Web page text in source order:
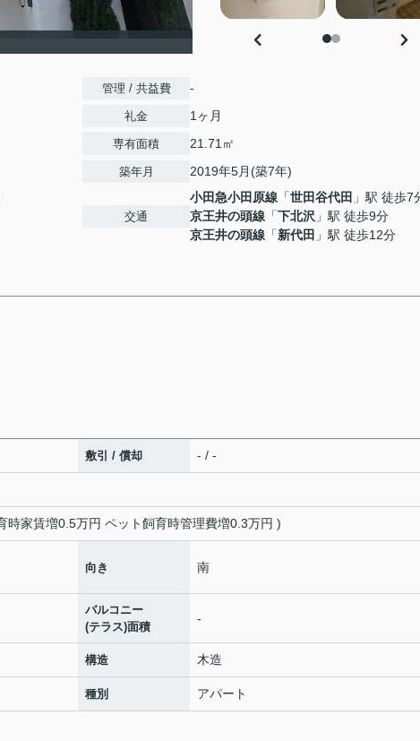
管理 / 共益費 -
礼金 1ヶ月
専有面積 21.71㎡
築年月 2019年5月(築7年)
交通
小田急小田原線 「世田谷代田 」駅 徒歩7
京王井の頭線 「下北沢 」駅 徒歩9分
京王井の頭線 「新代田 」駅 徒歩12分
敷引 / 償却 - / -
時家賃増0.5万円 ペット飼育時管理費増0.3万円 )
向き 南
バルコニー
(テラス)面積
-
構造 木造
種別 アパート